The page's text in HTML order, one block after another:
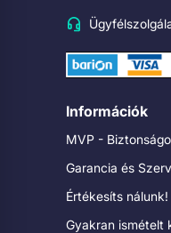
Információk
MVP -
Garancia és
Értékesíts nálunk!
Gyakran ismételt